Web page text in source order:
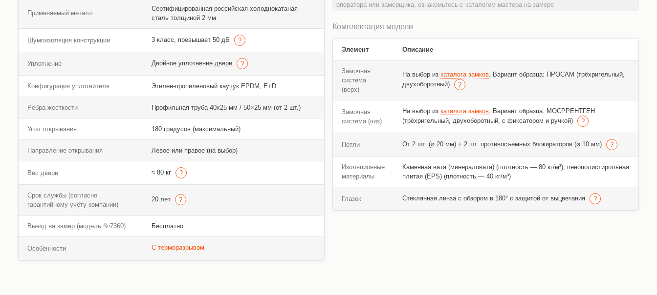
Применяемый металл
Сертифицированная российская холоднокатаная
сталь толщиной 2 мм
Шумоизоляция конструкции 3 класс, превышает 50 дБ
Уплотнение Двойное уплотнение двери
Конфигурация уплотнителя Этилен-пропиленовый каучук EPDM, E+D
Рёбра жесткости Профильная труба 40х25 мм / 50×25 мм (от 2 шт.)
Угол открывания 180 градусов (максимальный)
Направление открывания Левое или правое (на выбор)
Вес двери ≈ 80 кг
Срок службы (согласно
гарантийному учёту компании)
20 лет
Выезд на замер (модель №7360) Бесплатно
Особенности С терморазрывом
оператора или замерщика, ознакомьтесь с каталогом мастера на замере
Комплектация модели
Элемент Описание
Замочная
система
(верх)
На выбор из каталога замков. Вариант образца: ПРОСАМ (трёхригельный,
двухоборотный)
Замочная
система (низ)
На выбор из каталога замков. Вариант образца: МОСРРЕНТГЕН
(трёхригельный, двухоборотный, с фиксатором и ручкой)
Петли От 2 шт. (⌀ 20 мм) + 2 шт. противосъемных блокираторов (⌀ 10 мм)
Изоляционные
материалы
Каменная вата (минераловата) (плотность — 80 кг/м³), пенополистирольная
плитая (EPS) (плотность — 40 кг/м³)
Глазок Стеклянная линза с обзором в 180° с защитой от выцветания